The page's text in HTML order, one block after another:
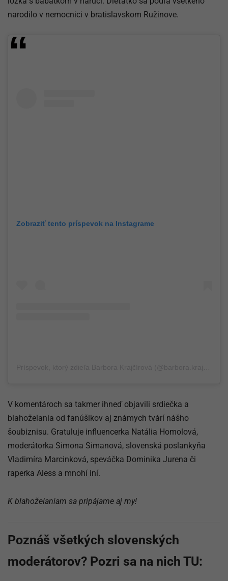
narodilo v nemocnici v bratislavskom Ružinove.
Zobraziť tento príspevok na Instagrame
V komentároch sa takmer ihneď objavili srdiečka a
blahoželania od fanúšikov aj známych tvárí nášho
šoubiznisu. Gratuluje influencerka Natália Homolová,
moderátorka Simona Simanová, slovenská poslankyňa
Vladimíra Marcinková, speváčka Dominika Jurena či
raperka Aless a mnohí iní.
K blahoželaniam sa pripájame aj my!
Poznáš všetkých slovenských
moderátorov? Pozri sa na nich TU: